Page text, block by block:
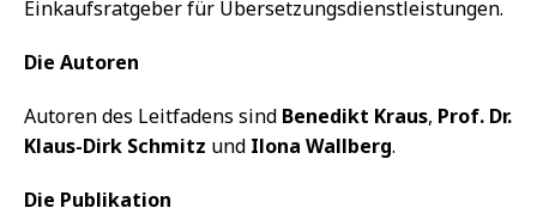
Einkaufsratgeber für Übersetzungsdienstleistungen.
Die Autoren
Autoren des Leitfadens sind Benedikt Kraus, Prof. Dr.
Klaus-Dirk Schmitz und Ilona Wallberg.
Die Publikation